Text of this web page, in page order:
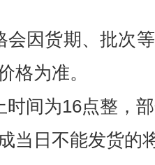
会因货期、批次
格为准。
时间为16点整，
当日不能发货的